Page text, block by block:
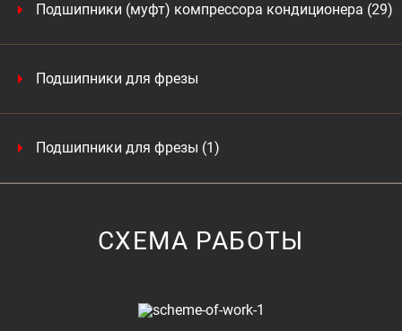
Подшипники (муфт) компрессора кондиционера (29)
Подшипники для фрезы
Подшипники для фрезы (1)
СХЕМА РАБОТЫ